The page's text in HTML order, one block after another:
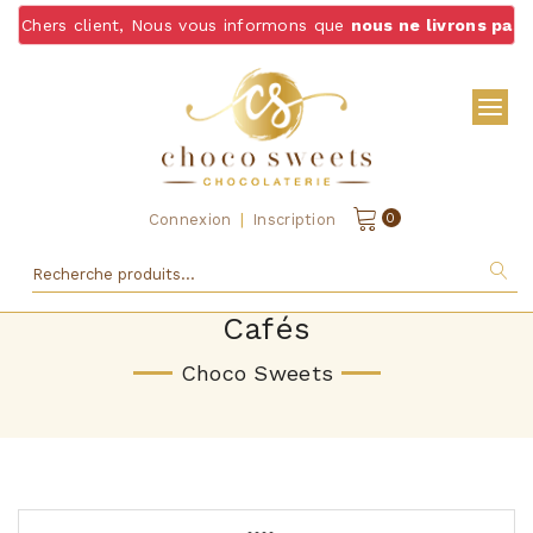
Nous vous informons quenous ne livrons pas de
Connexion | Inscription 0
Cafés
Choco Sweets